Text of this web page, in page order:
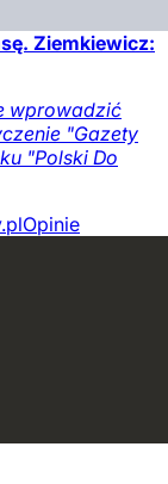
Ziemkiewicz:
wprowadzić
"Gazety
"Polski Do
Opinie